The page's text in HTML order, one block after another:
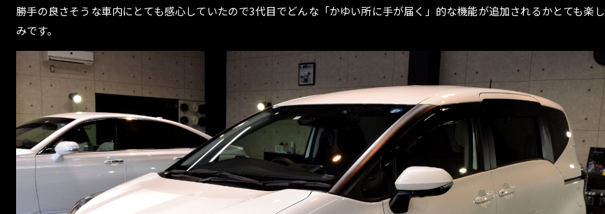
勝手の良さそうな車内にとても感心していたので3代目でどんな「かゆい所に手が届く」的な機能が追加されるかとても楽し
みです。